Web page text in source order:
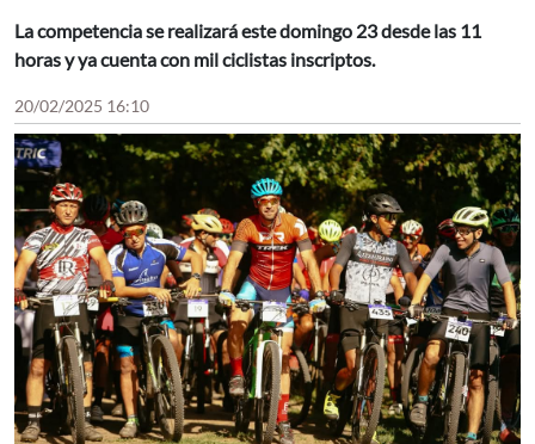
La competencia se realizará este domingo 23 desde las 11
horas y ya cuenta con mil ciclistas inscriptos.
20/02/2025 16:10